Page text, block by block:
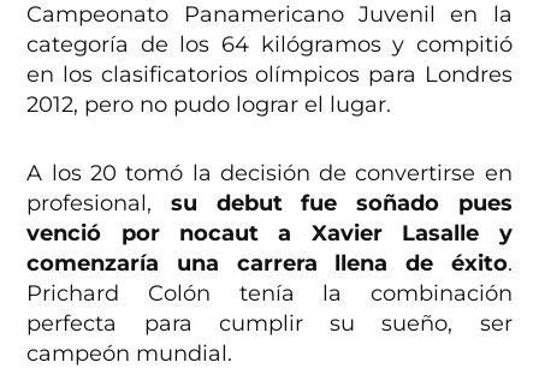
Campeonato Panamericano Juvenil en la
categoría de los 64 kilógramos y compitió
en los clasificatorios olímpicos para Londres
2012, pero no pudo lograr el lugar.
A los 20 tomó la decisión de convertirse en
profesional,su debut fue soñado pues
venció por nocaut a Xavier Lasalle y
comenzaría una carrera llena de éxito.
Prichard Colón tenía la combinación
perfecta para cumplir su sueño, ser
campeón mundial.